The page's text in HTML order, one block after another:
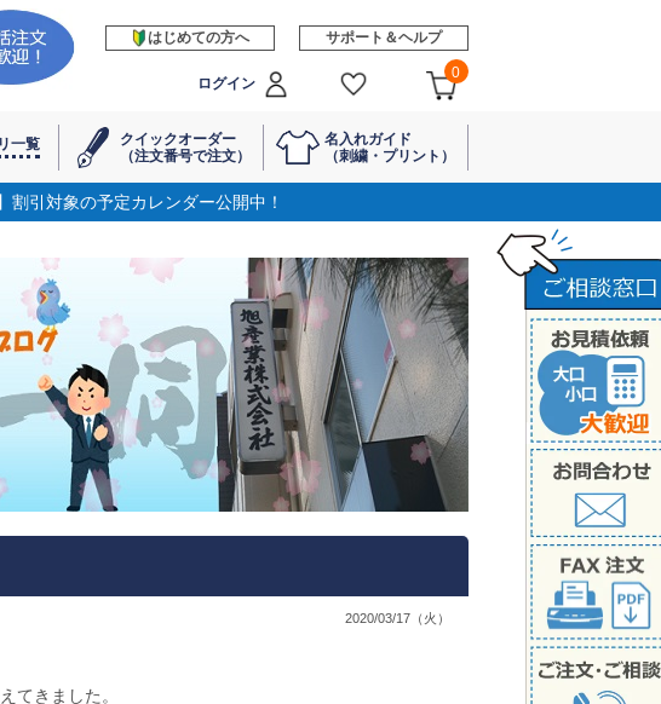
はじめての方へ サポート＆ヘルプ
ログイン
0
一覧
クイックオーダー
（注文番号で注文）
名入れガイド
（刺繍・プリント）
割引対象の予定カレンダー公開中！
2020/03/17（火）
てきました。